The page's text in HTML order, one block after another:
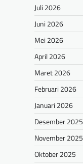
Juli 2026
Juni 2026
Mei 2026
April 2026
Maret 2026
Februari 2026
Januari 2026
Desember 2025
November 2025
Oktober 2025